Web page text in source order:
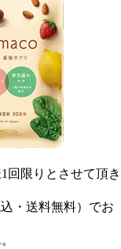
回限りとさせて頂き
・送料無料）でお